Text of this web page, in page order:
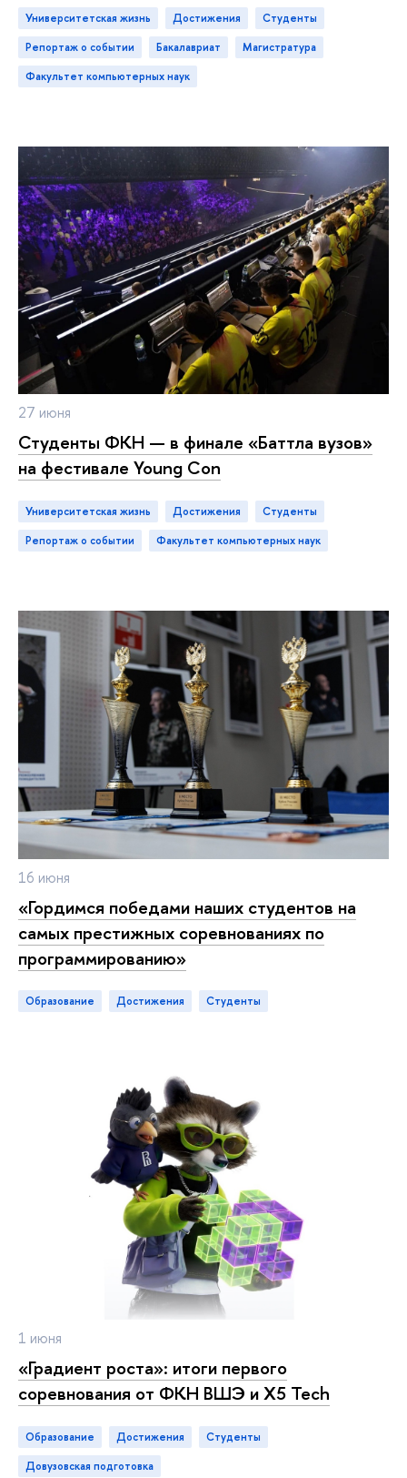
Университетская жизнь достижения
студенты
репортаж о событии
бакалавриат
магистратура
Факультет компьютерных наук
27 июня
Студенты ФКН — в финале «Баттла вузов»
на фестивале Young Con
Университетская жизнь достижения
студенты
репортаж о событии
Факультет компьютерных наук
16 июня
«Гордимся победами наших студентов на
самых престижных соревнованиях по
программированию»
Образование достижения студенты
1 июня
«Градиент роста»: итоги первого
соревнования от ФКН ВШЭ и X5 Tech
Образование достижения
студенты
довузовская подготовка